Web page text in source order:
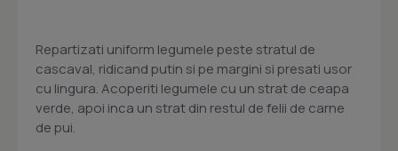
Repartizati uniform legumele peste stratul de
cascaval, ridicand putin si pe margini si presati usor
cu lingura. Acoperiti legumele cu un strat de ceapa
verde, apoi inca un strat din restul de felii de carne
de pui.